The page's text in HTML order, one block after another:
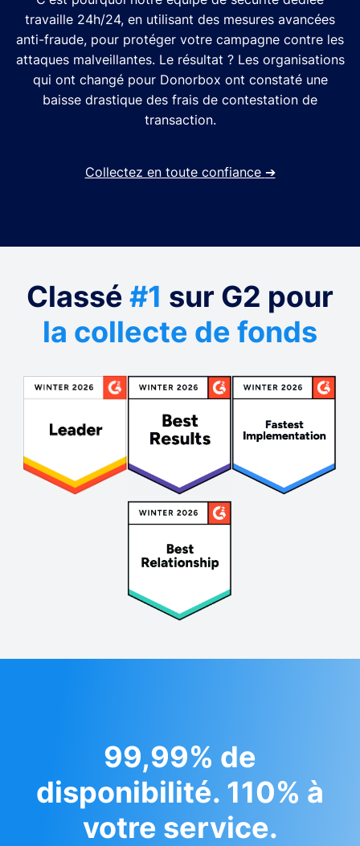
travaille 24h/24, en utilisant des mesures avancées
anti-fraude, pour protéger votre campagne contre les
attaques malveillantes. Le résultat ? Les organisations
qui ont changé pour Donorbox ont constaté une
baisse drastique des frais de contestation de
transaction.
Collectez en toute confiance ➔
Classé #1 sur G2 pour
la collecte de fonds
99,99% de
disponibilité. 110% à
votre service.